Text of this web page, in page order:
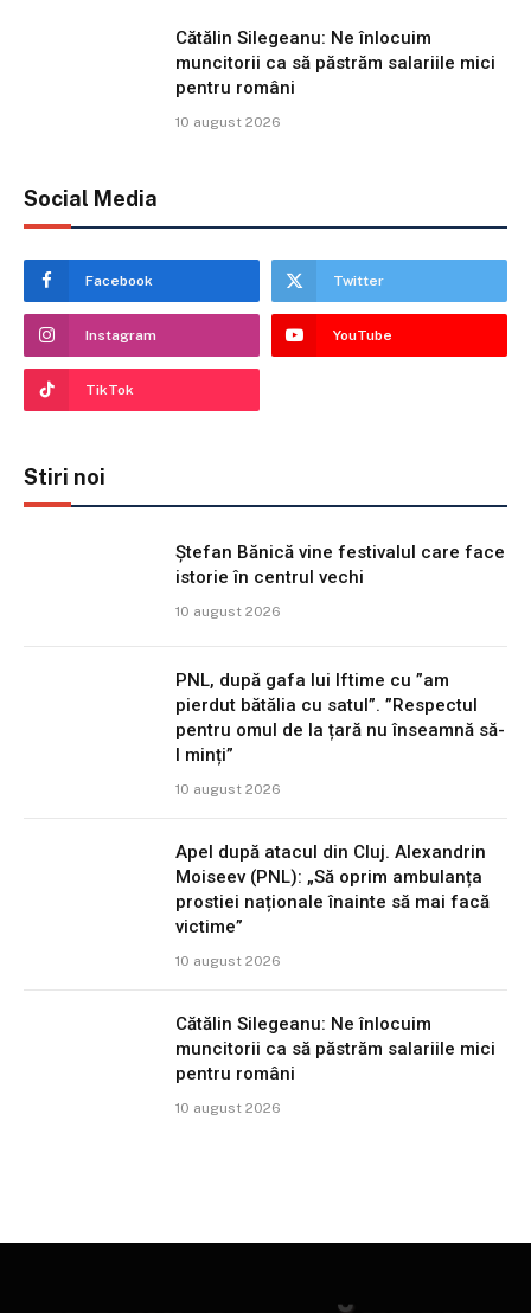
Cătălin Silegeanu: Ne înlocuim
muncitorii ca să păstrăm salariile mici
pentru români
10 august 2026
Social Media
Facebook Twitter
Instagram YouTube
TikTok
Stiri noi
Ștefan Bănică vine festivalul care face
istorie în centrul vechi
10 august 2026
PNL, după gafa lui Iftime cu ”am
pierdut bătălia cu satul”. ”Respectul
pentru omul de la țară nu înseamnă să-
l minți”
10 august 2026
Apel după atacul din Cluj. Alexandrin
Moiseev (PNL): „Să oprim ambulanța
prostiei naționale înainte să mai facă
victime”
10 august 2026
Cătălin Silegeanu: Ne înlocuim
muncitorii ca să păstrăm salariile mici
pentru români
10 august 2026